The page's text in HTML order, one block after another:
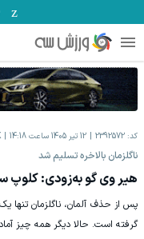
کد: 2392572 12 تیر 1405 ساعت 14:18
ناگلزمان بالاخره تسلیم شد
هیر وی گو به‌زودی: کلوپ
پس از حذف آلمان، ناگلزمان تنها
گرفته است. حالا دیگر همه چیز